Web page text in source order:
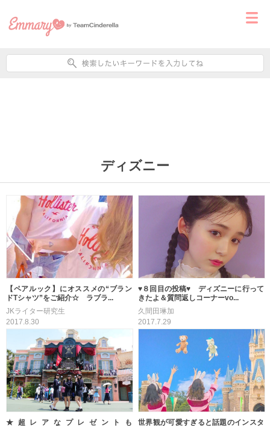
ディズニー
【ペアルック】にオススメの“ブラン
ドTシャツ”をご紹介☆ ラブラ...
JKライター研究生
2017.8.30
♥８回目の投稿♥ ディズニーに行って
きたよ＆質問返しコーナーvo...
久間田琳加
2017.7.29
★超レアなプレゼントも
世界観が可愛すぎると話題のインスタ